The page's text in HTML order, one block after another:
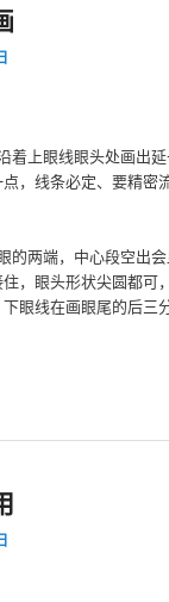
着上眼线眼头处画出
，线条必定、要精密
的两端，中心段空出
，眼头形状尖圆都可
眼线在画眼尾的后三